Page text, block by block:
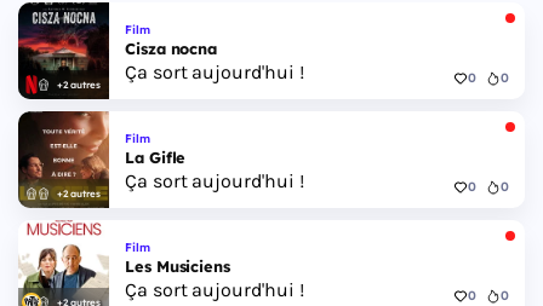
+2 autres
Film
Cisza nocna
Ça sort aujourd'hui ! 0 0
+2 autres
Film
La Gifle
Ça sort aujourd'hui ! 0 0
+2 autres
Film
Les Musiciens
Ça sort aujourd'hui ! 0 0